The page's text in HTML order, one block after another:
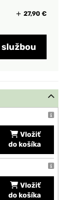
27,90 €
Vložiť
do košíka
Vložiť
do košíka